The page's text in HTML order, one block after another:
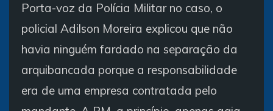
Porta-voz da Polícia Militar no caso, o
policial Adilson Moreira explicou que não
havia ninguém fardado na separação da
arquibancada porque a responsabilidade
era de uma empresa contratada pelo